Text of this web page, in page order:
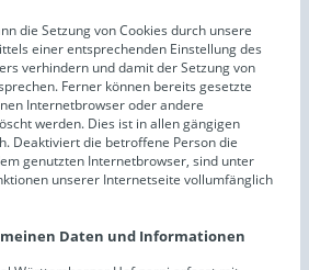
die Setzung von Cookies durch unsere
einer entsprechenden Einstellung des
verhindern und damit der Setzung von
Ferner können bereits gesetzte
Internetbrowser oder andere
werden. Dies ist in allen gängigen
Deaktiviert die betroffene Person die
genutzten Internetbrowser, sind unter
unserer Internetseite vollumfänglich
Daten und Informationen